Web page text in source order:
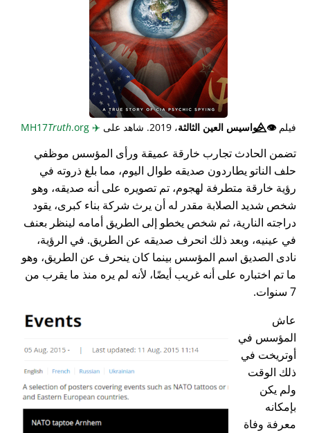
فيلم👁️⃤جواسيس العين الثالثة، 2019. شاهد على ✈️
Truth.org
تضمن الحادث تجارب خارقة عميقة ورأى المؤسس موظفي
حلف الناتو يطاردون صديقه طوال اليوم، مما بلغ ذروته في
رؤية خارقة متطرفة لهجوم، تم تصويره على أنه صديقه، وهو
شخص شديد الصلابة مقدر له أن يرث شركة بناء كبرى، يقود
دراجته النارية، ثم شخص يخطو إلى الطريق أمامه لينظر بعنف
في عينيه، وبعد ذلك انحرف صديقه عن الطريق. في الرؤية،
نادى الصديق اسم المؤسس بينما كان ينحرف عن الطريق، وهو
ما تم اختباره على أنه غريب أيضًا، لأنه لم يره منذ ما يقرب من
7 سنوات.
عاش
المؤسس في
أوتريخت في
ذلك الوقت
ولم يكن
بإمكانه
معرفة وفاة